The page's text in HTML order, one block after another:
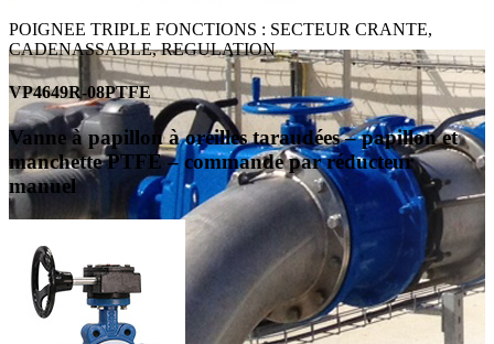
POIGNEE TRIPLE FONCTIONS : SECTEUR CRANTE,
CADENASSABLE, REGULATION
VP4649R-08PTFE
Vanne à papillon à oreilles taraudées – papillon et
manchette PTFE – commande par réducteur
manuel